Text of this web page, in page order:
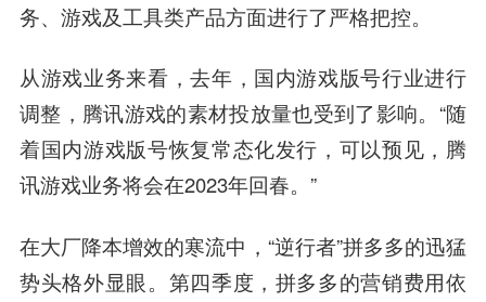
务、游戏及工具类产品方面进行了严格把控。
从游戏业务来看，去年，国内游戏版号行业进行
调整，腾讯游戏的素材投放量也受到了影响。“随
着国内游戏版号恢复常态化发行，可以预见，腾
讯游戏业务将会在2023年回春。”
在大厂降本增效的寒流中，“逆行者”拼多多的迅猛
势头格外显眼。第四季度，拼多多的营销费用依